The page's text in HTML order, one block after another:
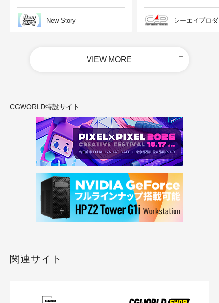
New Story シーエイプロ
VIEW MORE
CGWORLD特設サイト
関連サイト